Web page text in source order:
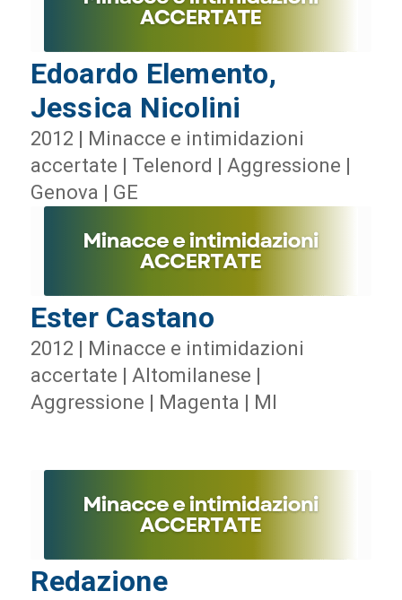
Edoardo Elemento,
Jessica Nicolini
2012 | Minacce e intimidazioni
accertate | Telenord | Aggressione |
Genova | GE
Ester Castano
2012 | Minacce e intimidazioni
accertate | Altomilanese |
Aggressione | Magenta | MI
Redazione